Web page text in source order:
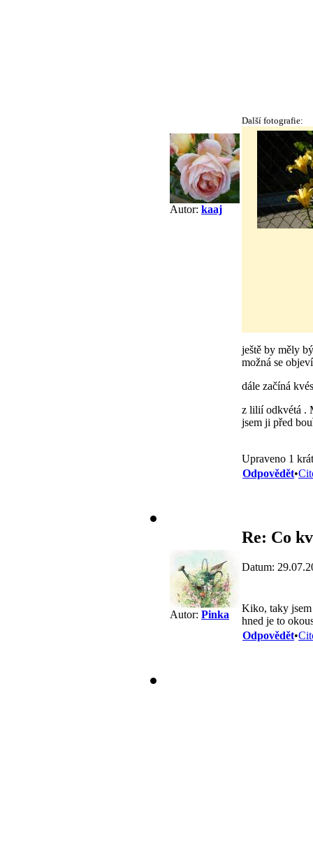
Autor: kaaj
Další fotografie:
ještě by měly
možná se
dále začíná
z lilií odkvétá .
jsem ji před
Upraveno 1
Odpovědět•
Autor: Pinka
Re: Co
Datum:
Kiko, taky
hned je to
Odpovědět•